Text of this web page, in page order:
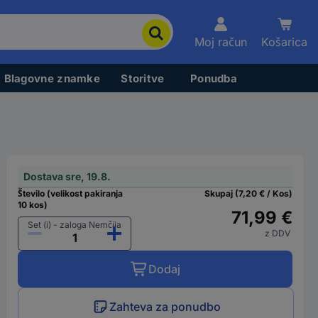
Moj račun Košarica
Blagovne znamke Storitve Ponudba
Dostava sre, 19.8.
Število (velikost pakiranja
10 kos)
Set (i) - zaloga Nemčija
Skupaj (7,20 € / Kos)
71,99 €
z DDV
Dodaj
Zahteva za ponudbo